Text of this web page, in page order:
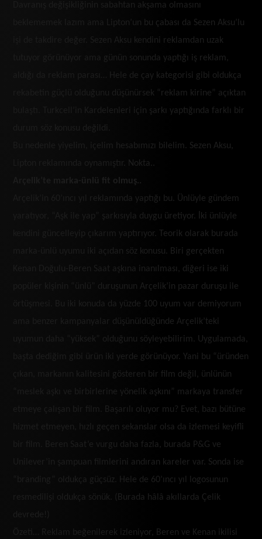
Davranış değişikliğinin sabahtan akşama olmasını
beklememek lazım ama Lipton’un bu çabası da Sezen Aksu’lu
işi de takdire değer. Sezen Aksu kendini reklamdan uzak
tutuyor görünüyor ama günün sonunda yaptığı iş reklam,
aldığı da reklam parası… Hele de çay kategorisi gibi oldukça
rekabetin güçlü olduğunu düşünürsek “reklam kirine” açıktan
bulaştı. Turkcell’in Kardelenleri için şarkı yaptığında farklı bir
Bu nedenle yiyelim, içelim hesabımızı bilelim. Sezen Aksu,
Lipton reklamında oynamıştır. Nokta..
Arçelik’te marka-ünlü fit olmuş..
Arçelik’in 60’ıncı yıl reklamında yaptığı bu. Ünlüyle gündem
yaratıyor, “Aşk ile yap” şarkısıyla duygu üretiyor. İki ünlüyle
kendini güncelleyip çıkarım yaptırıyor. Teorik olarak burada
marka-ünlü uyumu iki açıdan söz konusu. Biri gerçekten
Kenan Doğulu-Beren Saat aşkına inanılması, diğeri ise iki
popüler kişinin “ünlü” duruşunun Arçelik’in pazar duruşu ile
örtüşmesi. Bu iki konuda da yüzde 100 uyum var demiyorum
ama benzer kampanyalar düşünüldüğünde Arçelik’teki
uyumun daha “yüksek” olduğunu söyleyebilirim. Uygulamada,
başta dediğim gibi ürün iki yerde görünüyor. Yani bu “üründen
çıkan, markanın kalitesini gösteren bir film değil, ünlünün
“meslek aşkı ve birbirlerine yönelik aşkını” markaya transfer
etmeye çalışan bir film. Başarılı oluyor mu? Evet, bazı bütüne
hizmet etmeyen, hızlı geçen sekanslar olsa da izlemesi keyifli
bir film. Beren Saat’e vurgu daha fazla, burada P&G ve
Unilever’in şampuan filmlerini andıran kareler var. Sonda ise
“branding” oldukça güçsüz. Hele de 60’ıncı yıl logosunun
resmedilişi oldukça sönük. (Burada hâlâ akıllarda Çelik
Özeti… Reklam beğenilerek izleniyor, Beren ve Kenan ikilisi